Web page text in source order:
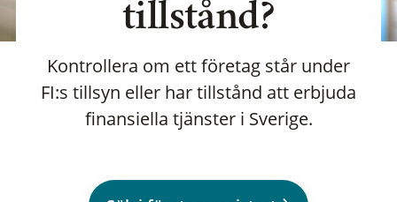
tillstånd?
Kontrollera om ett företag står under
FI:s tillsyn eller har tillstånd att erbjuda
finansiella tjänster i Sverige.